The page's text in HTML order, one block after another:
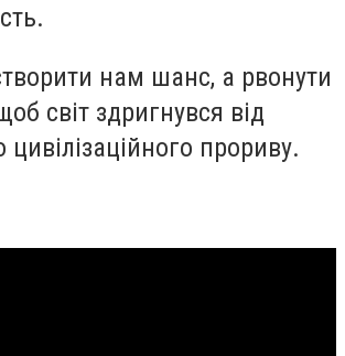
нам шанс, а рвонути
світ здригнувся від
цивілізаційного прориву.